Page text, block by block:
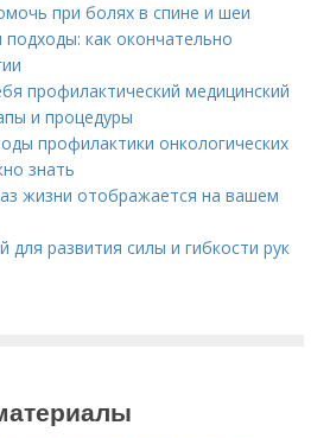
при болях в спине и шеи
как окончательно
профилактический медицинский
и процедуры
профилактики онкологических
знать
жизни отображается на вашем
для развития силы и гибкости рук